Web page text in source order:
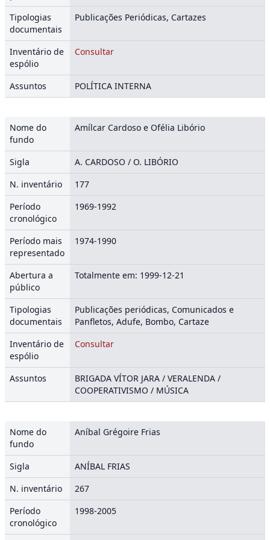
Tipologias
documentais
Publicações Periódicas, Cartazes
Inventário de
espólio
Consultar
Assuntos POLÍTICA INTERNA
Nome do
fundo
Amílcar Cardoso e Ofélia Libório
Sigla
A. CARDOSO / O. LIBÓRIO
N. inventário
177
Período
cronológico
1969-1992
Período mais
representado
1974-1990
Abertura a
público
Totalmente em: 1999-12-21
Tipologias
documentais
Publicações periódicas, Comunicados e
Panfletos, Adufe, Bombo, Cartaze
Inventário de
espólio
Consultar
Assuntos
BRIGADA VÍTOR JARA / VERALENDA /
COOPERATIVISMO / MÚSICA
Nome do
fundo
Aníbal Grégoire Frias
Sigla
ANÍBAL FRIAS
N. inventário
267
Período
cronológico
1998-2005